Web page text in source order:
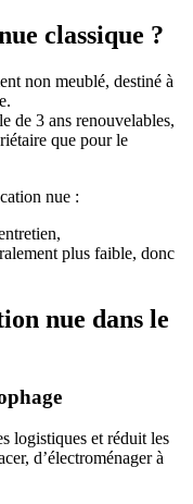
classique ?
non meublé, destiné à
de 3 ans renouvelables,
que pour le
nue :
plus faible, donc
nue dans le
logistiques et réduit les
d’électroménager à